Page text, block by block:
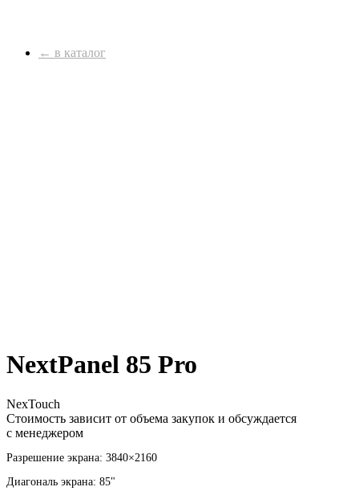
← в каталог
NextPanel 85 Pro
NexTouch
Стоимость зависит от объема закупок и обсуждается
с менеджером
Разрешение экрана: 3840×2160
Диагональ экрана: 85"